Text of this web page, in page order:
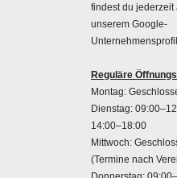
findest du jederzeit
unserem Google-
Unternehmensprofil.
Reguläre
Montag:
Dienstag:
14:00–18:00
Mittwoch:
(Termine nach